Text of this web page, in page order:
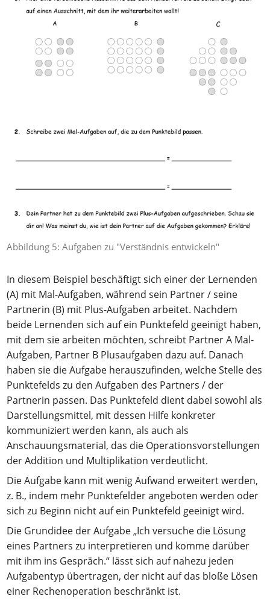
Abbildung 5: Aufgaben zu "Verständnis entwickeln"
In diesem Beispiel beschäftigt sich einer der Lernenden
(A) mit Mal-Aufgaben, während sein Partner / seine
Partnerin (B) mit Plus-Aufgaben arbeitet. Nachdem
beide Lernenden sich auf ein Punktefeld geeinigt haben,
mit dem sie arbeiten möchten, schreibt Partner A Mal-
Aufgaben, Partner B Plusaufgaben dazu auf. Danach
haben sie die Aufgabe herauszufinden, welche Stelle des
Punktefelds zu den Aufgaben des Partners / der
Partnerin passen. Das Punktefeld dient dabei sowohl als
Darstellungsmittel, mit dessen Hilfe konkreter
kommuniziert werden kann, als auch als
Anschauungsmaterial, das die Operationsvorstellungen
der Addition und Multiplikation verdeutlicht.
Die Aufgabe kann mit wenig Aufwand erweitert werden,
z. B., indem mehr Punktefelder angeboten werden oder
sich zu Beginn nicht auf ein Punktefeld geeinigt wird.
Die Grundidee der Aufgabe „Ich versuche die Lösung
eines Partners zu interpretieren und komme darüber
mit ihm ins Gespräch.“ lässt sich auf nahezu jeden
Aufgabentyp übertragen, der nicht auf das bloße Lösen
einer Rechenoperation beschränkt ist.